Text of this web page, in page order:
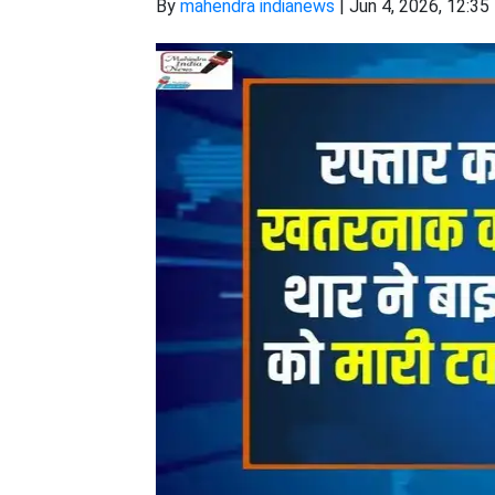
By mahendra indianews Jun 4, 2026,